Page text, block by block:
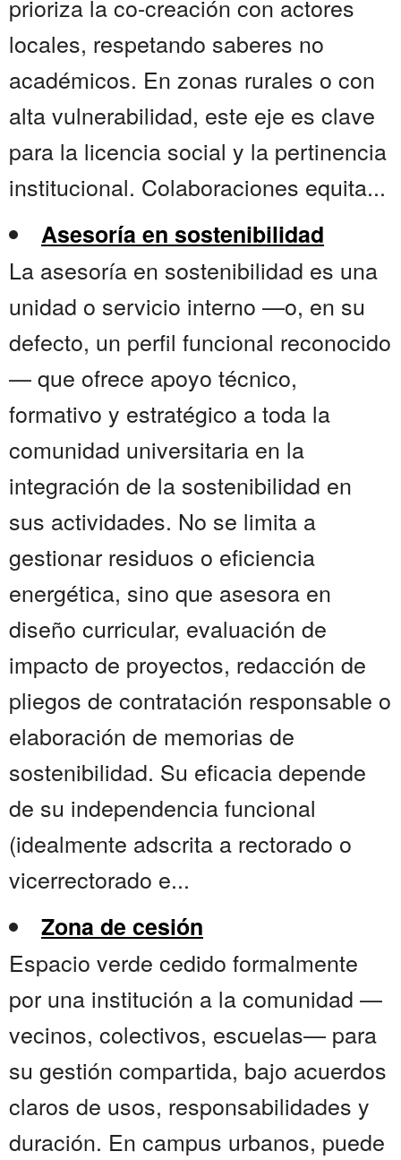
prioriza la co-creación con actores
locales, respetando saberes no
académicos. En zonas rurales o con
alta vulnerabilidad, este eje es clave
para la licencia social y la pertinencia
institucional. Colaboraciones equita...
Asesoría en sostenibilidad
La asesoría en sostenibilidad es una
unidad o servicio interno —o, en su
defecto, un perfil funcional reconocido
— que ofrece apoyo técnico,
formativo y estratégico a toda la
comunidad universitaria en la
integración de la sostenibilidad en
sus actividades. No se limita a
gestionar residuos o eficiencia
energética, sino que asesora en
diseño curricular, evaluación de
impacto de proyectos, redacción de
pliegos de contratación responsable o
elaboración de memorias de
sostenibilidad. Su eficacia depende
de su independencia funcional
(idealmente adscrita a rectorado o
vicerrectorado e...
Zona de cesión
Espacio verde cedido formalmente
por una institución a la comunidad —
vecinos, colectivos, escuelas— para
su gestión compartida, bajo acuerdos
claros de usos, responsabilidades y
duración. En campus urbanos, puede